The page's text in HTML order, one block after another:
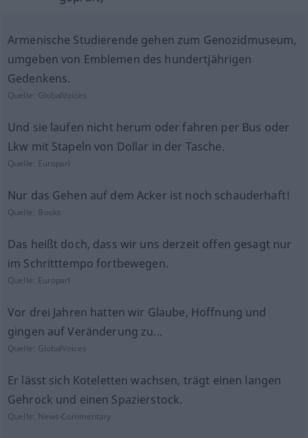
Armenische Studierende gehen zum Genozidmuseum,
umgeben von Emblemen des hundertjährigen
Gedenkens.
Quelle: GlobalVoices
Und sie laufen nicht herum oder fahren per Bus oder
Lkw mit Stapeln von Dollar in der Tasche.
Quelle: Europarl
Nur das Gehen auf dem Acker ist noch schauderhaft!
Quelle: Books
Das heißt doch, dass wir uns derzeit offen gesagt nur
im Schritttempo fortbewegen.
Quelle: Europarl
Vor drei Jahren hatten wir Glaube, Hoffnung und
gingen auf Veränderung zu...
Quelle: GlobalVoices
Er lässt sich Koteletten wachsen, trägt einen langen
Gehrock und einen Spazierstock.
Quelle: News-Commentary